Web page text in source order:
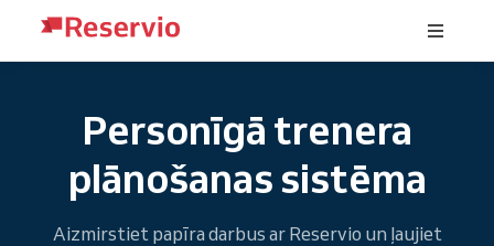
Personīgā trenera
plānošanas sistēma
Aizmirstiet papīra darbus ar Reservio un ļaujiet